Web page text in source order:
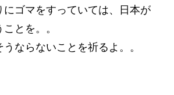
にゴマをすっていては、日本が
とを。。
ならないことを祈るよ。。